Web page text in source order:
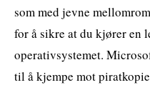
som med jevne
for å sikre at du kjører en
operativsystemet.
til å kjempe mot